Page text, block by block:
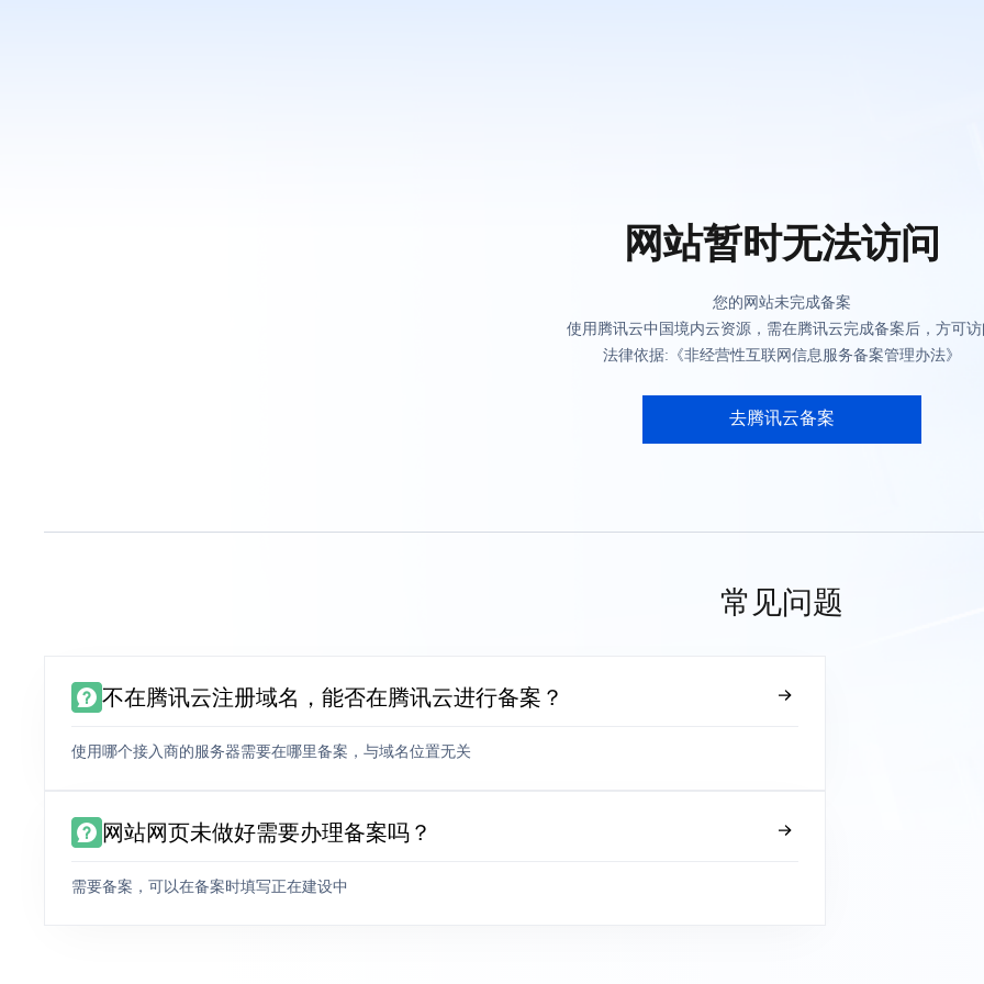
网站暂时无法访问
您的网站未完成备案
使用腾讯云中国境内云资源，需在腾讯云完成备案后，方可
法律依据:《非经营性互联网信息服务备案管理办法》
去腾讯云备案
常见问题
不在腾讯云注册域名，能否在腾讯云进行备案？
使用哪个接入商的服务器需要在哪里备案，与域名位置无关
网站网页未做好需要办理备案吗？
需要备案，可以在备案时填写正在建设中